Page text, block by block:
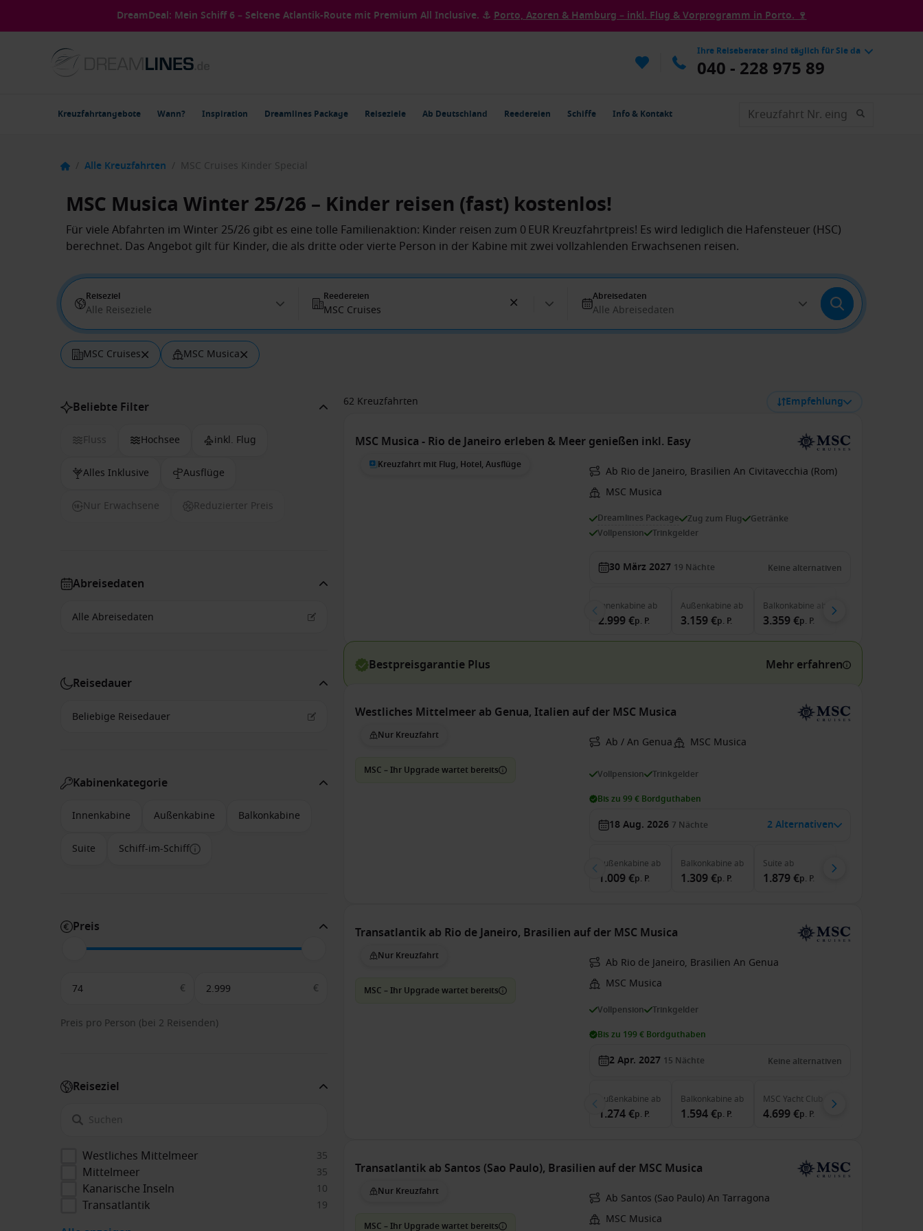
DreamDeal: Mein Schiff 6 – Seltene Atlantik-Route mit Premium All Inclusive. ⚓ Porto, Azoren & Hamburg – inkl. Flug & Vorprogramm in Porto. 🍷
Ihre Reiseberater sind täglich für Sie da
040 - 228 975 89
Kreuzfahrtangebote Wann? Inspiration Dreamlines Package Reiseziele Ab Deutschland Reedereien Schiffe Info & Kontakt
/ Alle Kreuzfahrten / MSC Cruises Kinder Special
MSC Musica Winter 25/26 – Kinder reisen (fast) kostenlos!
Für viele Abfahrten im Winter 25/26 gibt es eine tolle Familienaktion: Kinder reisen zum 0 EUR Kreuzfahrtpreis! Es wird lediglich die Hafensteuer (HSC)
berechnet. Das Angebot gilt für Kinder, die als dritte oder vierte Person in der Kabine mit zwei vollzahlenden Erwachsenen reisen.
Reiseziel
Alle Reiseziele
Reedereien
MSC Cruises
Abreisedaten
Alle Abreisedaten
MSC Cruises MSC Musica
Beliebte Filter
Fluss Hochsee inkl. Flug
Alles Inklusive Ausflüge
Nur Erwachsene Reduzierter Preis
Abreisedaten
Reisedauer
Kabinenkategorie
Innenkabine Außenkabine Balkonkabine
Suite Schiff-im-Schiff
Preis
€ €
Preis pro Person (bei 2 Reisenden)
Reiseziel
Westliches Mittelmeer 35
Mittelmeer 35
Kanarische Inseln 10
Transatlantik 19
62 Kreuzfahrten Empfehlung
MSC Musica - Rio de Janeiro erleben & Meer genießen inkl. Easy
Kreuzfahrt mit Flug, Hotel, Ausflüge
Ab Rio de Janeiro, Brasilien An Civitavecchia (Rom)
MSC Musica
Dreamlines Package Zug zum Flug
Getränke
Vollpension
Trinkgelder
30 März 2027 19 Nächte Keine alternativen
Innenkabine ab
2.999 €p. P.
Außenkabine ab
3.159 €p. P.
Balkonkabine ab
3.359 €p. P.
Bestpreisgarantie Plus Mehr erfahren
Westliches Mittelmeer ab Genua, Italien auf der MSC Musica
Nur Kreuzfahrt
MSC – Ihr Upgrade wartet bereits
Ab / An Genua MSC Musica
Vollpension Trinkgelder
Bis zu 99 € Bordguthaben
18 Aug. 2026 7 Nächte 2 Alternativen
Außenkabine ab
1.009 €p. P.
Balkonkabine ab
1.309 €p. P.
Suite ab
1.879 €p. P.
Transatlantik ab Rio de Janeiro, Brasilien auf der MSC Musica
Nur Kreuzfahrt
MSC – Ihr Upgrade wartet bereits
Ab Rio de Janeiro, Brasilien An Genua
MSC Musica
Vollpension Trinkgelder
Bis zu 199 € Bordguthaben
2 Apr. 2027 15 Nächte Keine alternativen
Außenkabine ab
1.274 €p. P.
Balkonkabine ab
1.594 €p. P.
MSC Yacht Club ab
4.699 €p. P.
Transatlantik ab Santos (Sao Paulo), Brasilien auf der MSC Musica
Nur Kreuzfahrt
MSC – Ihr Upgrade wartet bereits
Ab Santos (Sao Paulo) An Tarragona
MSC Musica